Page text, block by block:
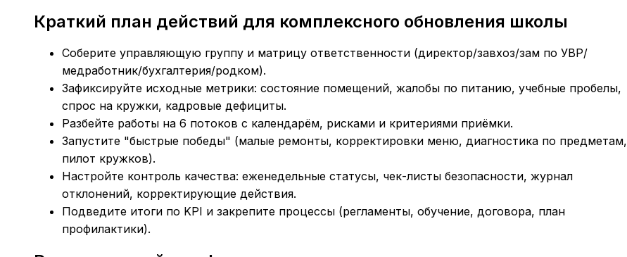
Краткий план действий для комплексного обновления школы
Соберите управляющую группу и матрицу ответственности (директор/завхоз/зам по УВР/
медработник/бухгалтерия/родком).
Зафиксируйте исходные метрики: состояние помещений, жалобы по питанию, учебные пробелы,
спрос на кружки, кадровые дефициты.
Разбейте работы на 6 потоков с календарём, рисками и критериями приёмки.
Запустите "быстрые победы" (малые ремонты, корректировки меню, диагностика по предметам,
пилот кружков).
Настройте контроль качества: еженедельные статусы, чек-листы безопасности, журнал
отклонений, корректирующие действия.
Подведите итоги по KPI и закрепите процессы (регламенты, обучение, договора, план
профилактики).